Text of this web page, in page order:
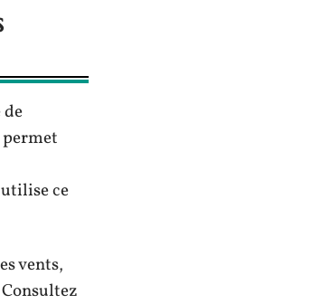
permet
ce
vents,